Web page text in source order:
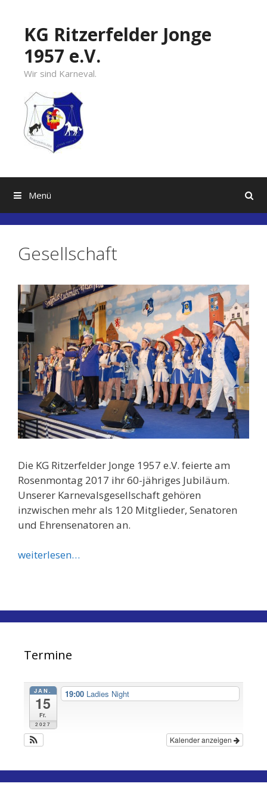
KG Ritzerfelder Jonge
1957 e.V.
Wir sind Karneval.
Menü
Gesellschaft
Die KG Ritzerfelder Jonge 1957 e.V. feierte am
Rosenmontag 2017 ihr 60-jähriges Jubiläum.
Unserer Karnevalsgesellschaft gehören
inzwischen mehr als 120 Mitglieder, Senatoren
und Ehrensenatoren an.
weiterlesen…
Termine
JAN.
15
Fr.
2027
19:00 Ladies Night
Kalender anzeigen